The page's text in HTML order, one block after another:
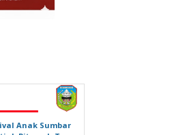
Anak Sumbar